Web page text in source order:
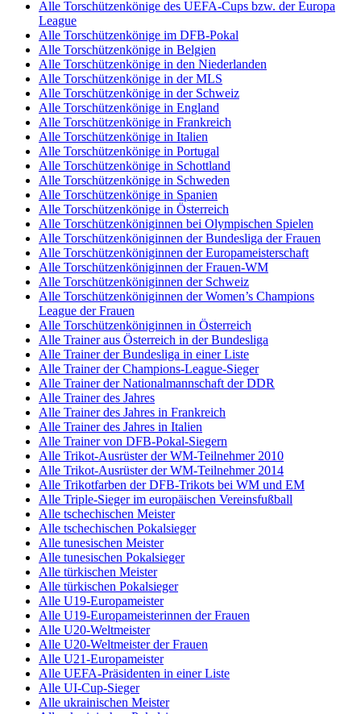
Alle Torschützenkönige des UEFA-Cups bzw. der Europa
League
Alle Torschützenkönige im DFB-Pokal
Alle Torschützenkönige in Belgien
Alle Torschützenkönige in den Niederlanden
Alle Torschützenkönige in der MLS
Alle Torschützenkönige in der Schweiz
Alle Torschützenkönige in England
Alle Torschützenkönige in Frankreich
Alle Torschützenkönige in Italien
Alle Torschützenkönige in Portugal
Alle Torschützenkönige in Schottland
Alle Torschützenkönige in Schweden
Alle Torschützenkönige in Spanien
Alle Torschützenkönige in Österreich
Alle Torschützenköniginnen bei Olympischen Spielen
Alle Torschützenköniginnen der Bundesliga der Frauen
Alle Torschützenköniginnen der Europameisterschaft
Alle Torschützenköniginnen der Frauen-WM
Alle Torschützenköniginnen der Schweiz
Alle Torschützenköniginnen der Women’s Champions
League der Frauen
Alle Torschützenköniginnen in Österreich
Alle Trainer aus Österreich in der Bundesliga
Alle Trainer der Bundesliga in einer Liste
Alle Trainer der Champions-League-Sieger
Alle Trainer der Nationalmannschaft der DDR
Alle Trainer des Jahres
Alle Trainer des Jahres in Frankreich
Alle Trainer des Jahres in Italien
Alle Trainer von DFB-Pokal-Siegern
Alle Trikot-Ausrüster der WM-Teilnehmer 2010
Alle Trikot-Ausrüster der WM-Teilnehmer 2014
Alle Trikotfarben der DFB-Trikots bei WM und EM
Alle Triple-Sieger im europäischen Vereinsfußball
Alle tschechischen Meister
Alle tschechischen Pokalsieger
Alle tunesischen Meister
Alle tunesischen Pokalsieger
Alle türkischen Meister
Alle türkischen Pokalsieger
Alle U19-Europameister
Alle U19-Europameisterinnen der Frauen
Alle U20-Weltmeister
Alle U20-Weltmeister der Frauen
Alle U21-Europameister
Alle UEFA-Präsidenten in einer Liste
Alle UI-Cup-Sieger
Alle ukrainischen Meister